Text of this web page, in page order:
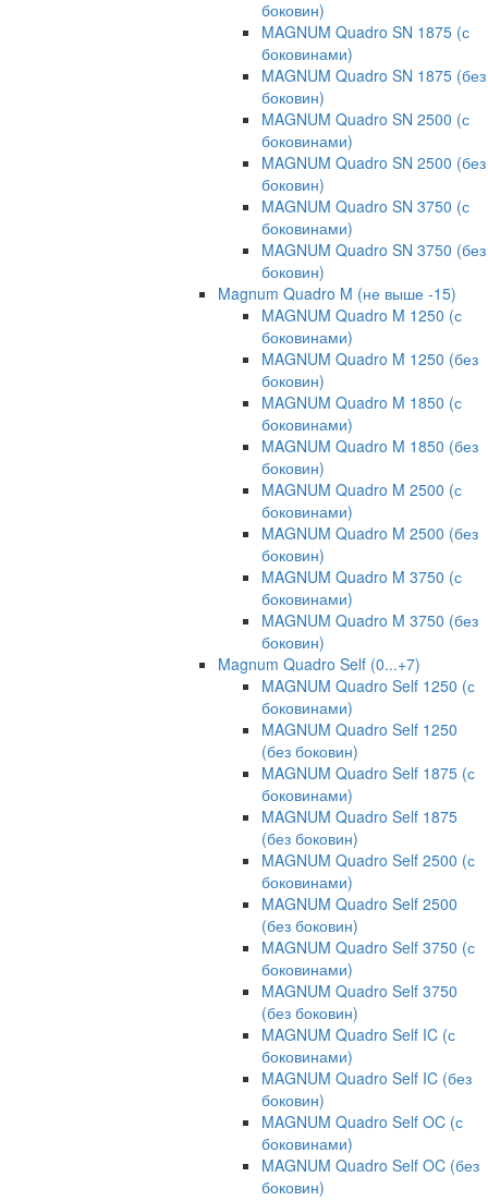
боковин)
MAGNUM Quadro SN 1875 (с
боковинами)
MAGNUM Quadro SN 1875 (без
боковин)
MAGNUM Quadro SN 2500 (с
боковинами)
MAGNUM Quadro SN 2500 (без
боковин)
MAGNUM Quadro SN 3750 (с
боковинами)
MAGNUM Quadro SN 3750 (без
боковин)
Magnum Quadro M (не выше -15)
MAGNUM Quadro M 1250 (с
боковинами)
MAGNUM Quadro M 1250 (без
боковин)
MAGNUM Quadro M 1850 (с
боковинами)
MAGNUM Quadro M 1850 (без
боковин)
MAGNUM Quadro M 2500 (с
боковинами)
MAGNUM Quadro M 2500 (без
боковин)
MAGNUM Quadro M 3750 (с
боковинами)
MAGNUM Quadro M 3750 (без
боковин)
Magnum Quadro Self (0...+7)
MAGNUM Quadro Self 1250 (с
боковинами)
MAGNUM Quadro Self 1250
(без боковин)
MAGNUM Quadro Self 1875 (с
боковинами)
MAGNUM Quadro Self 1875
(без боковин)
MAGNUM Quadro Self 2500 (с
боковинами)
MAGNUM Quadro Self 2500
(без боковин)
MAGNUM Quadro Self 3750 (с
боковинами)
MAGNUM Quadro Self 3750
(без боковин)
MAGNUM Quadro Self IC (с
боковинами)
MAGNUM Quadro Self IC (без
боковин)
MAGNUM Quadro Self OC (с
боковинами)
MAGNUM Quadro Self OC (без
боковин)